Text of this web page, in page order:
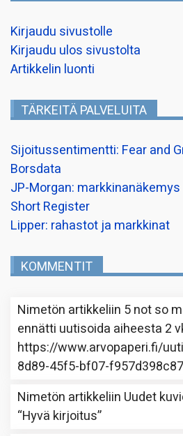
Kirjaudu sivustolle
Kirjaudu ulos sivustolta
Artikkelin luonti
TÄRKEITÄ PALVELUITA
Sijoitussentimentti: Fear and
Borsdata
JP-Morgan: markkinanäkemys
Short Register
Lipper: rahastot ja markkinat
KOMMENTIT
Nimetön artikkeliin 5 not so
ennätti uutisoida aiheesta 2
https://www.arvopaperi.fi/
8d89-45f5-bf07-
Nimetön artikkeliin Uudet
“Hyvä kirjoitus”